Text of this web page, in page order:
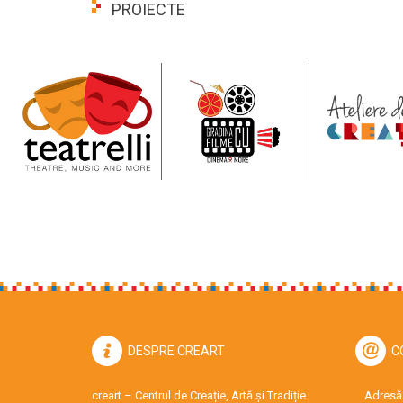
PROIECTE
DESPRE CREART
creart – Centrul de Creație, Artă și Tradiție